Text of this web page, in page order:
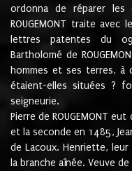
ordonna de réparer les
ROUGEMONT traite avec
lettres patentes du
Bartholomé de
hommes et ses terres, à
étaient-elles situées ?
seigneurie.
Pierre de ROUGEMONT
et la seconde en 1485,
de Lacoux. Henriette,
la branche aînée. Veuve de